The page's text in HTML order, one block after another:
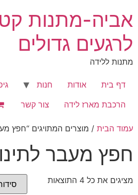
לתוכן
אביה-מתנות
לרגעים גדולים
מתנות ללידה
דף בית אודות חנות
הרכבת מארז לידה
צור קשר
עמוד הבית / מוצרים המתויגים “חפץ
חפץ מעבר
מציגים את כל ⁦4⁩ התוצאות